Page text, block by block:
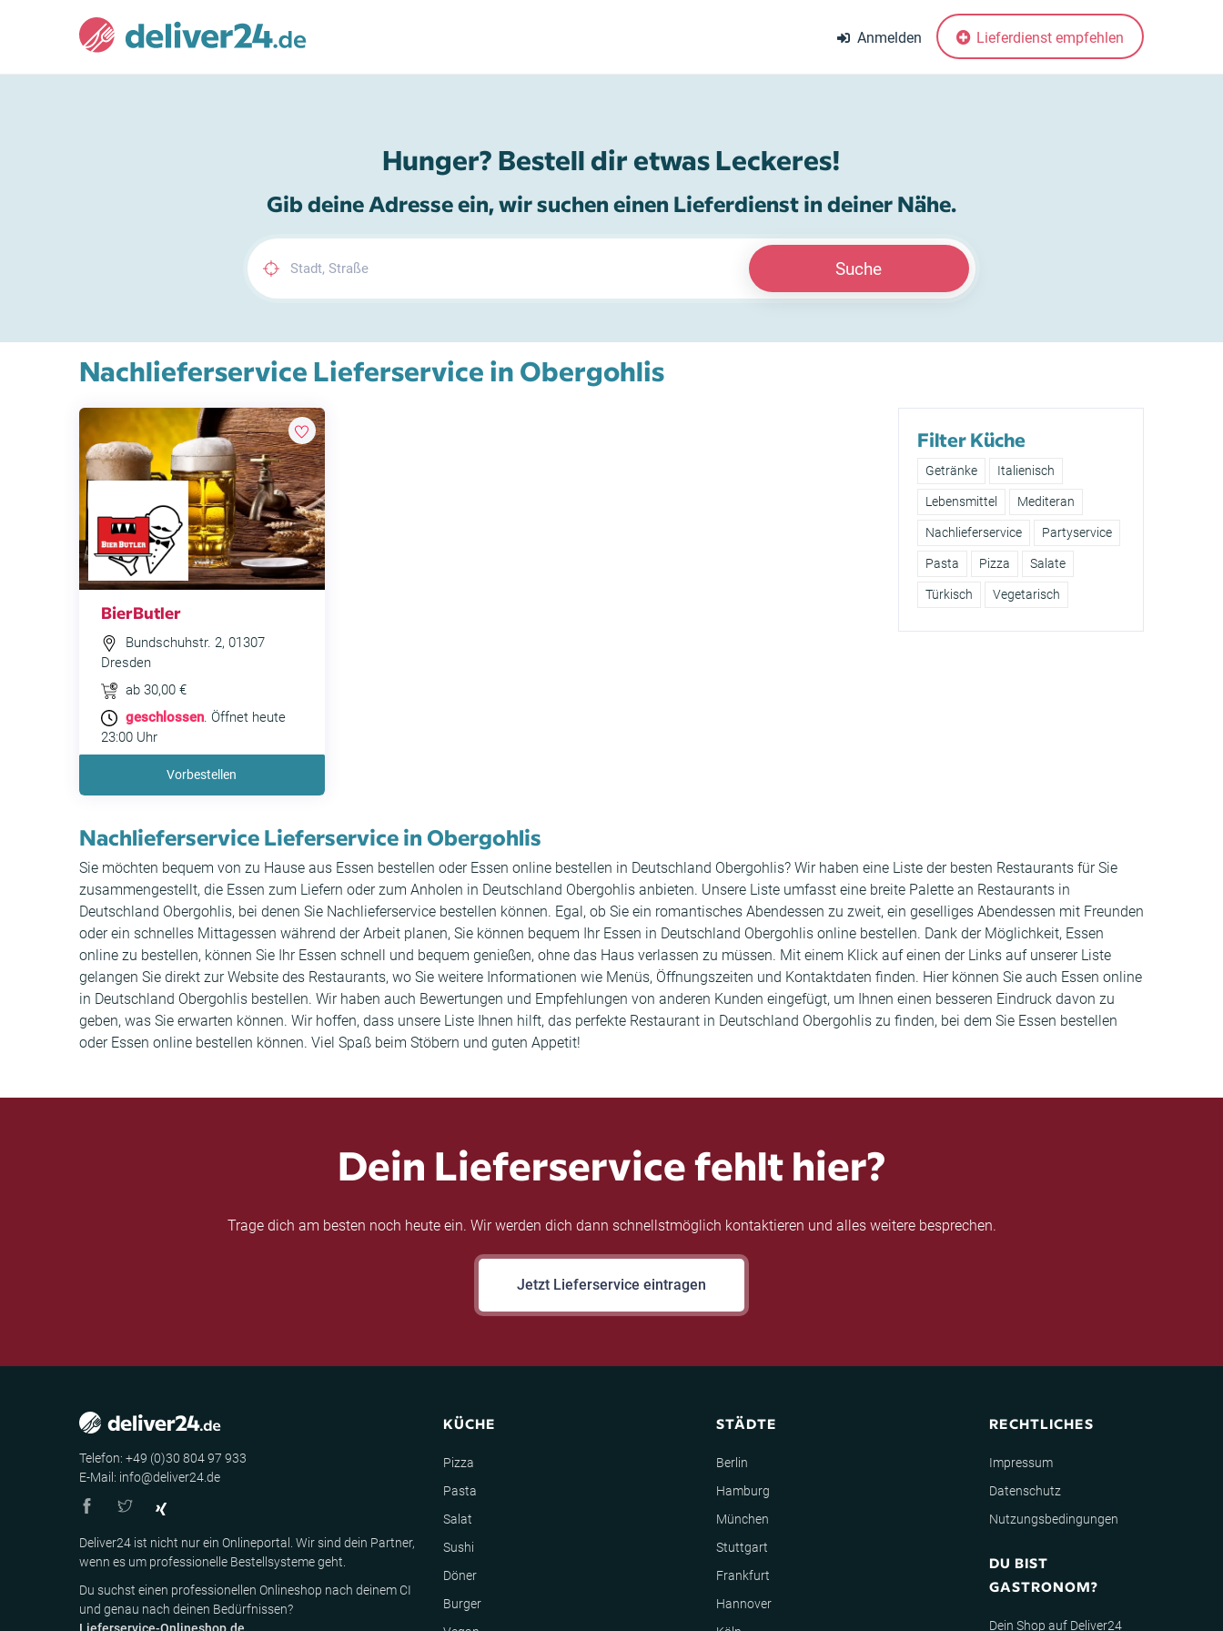
Anmelden Lieferdienst empfehlen
Hunger? Bestell dir etwas Leckeres!
Gib deine Adresse ein, wir suchen einen Lieferdienst in deiner Nähe.
Suche
Nachlieferservice Lieferservice in Obergohlis
BierButler
Bundschuhstr. 2, 01307
Dresden
ab 30,00 €
geschlossen. Öffnet heute
23:00 Uhr
Vorbestellen
Filter Küche
Getränke Italienisch
Lebensmittel Mediteran
Nachlieferservice Partyservice
Pasta Pizza Salate
Türkisch Vegetarisch
Nachlieferservice Lieferservice in Obergohlis
Sie möchten bequem von zu Hause aus Essen bestellen oder Essen online bestellen in Deutschland Obergohlis? Wir haben eine Liste der besten Restaurants für Sie
zusammengestellt, die Essen zum Liefern oder zum Anholen in Deutschland Obergohlis anbieten. Unsere Liste umfasst eine breite Palette an Restaurants in
Deutschland Obergohlis, bei denen Sie Nachlieferservice bestellen können. Egal, ob Sie ein romantisches Abendessen zu zweit, ein geselliges Abendessen mit Freunden
oder ein schnelles Mittagessen während der Arbeit planen, Sie können bequem Ihr Essen in Deutschland Obergohlis online bestellen. Dank der Möglichkeit, Essen
online zu bestellen, können Sie Ihr Essen schnell und bequem genießen, ohne das Haus verlassen zu müssen. Mit einem Klick auf einen der Links auf unserer Liste
gelangen Sie direkt zur Website des Restaurants, wo Sie weitere Informationen wie Menüs, Öffnungszeiten und Kontaktdaten finden. Hier können Sie auch Essen online
in Deutschland Obergohlis bestellen. Wir haben auch Bewertungen und Empfehlungen von anderen Kunden eingefügt, um Ihnen einen besseren Eindruck davon zu
geben, was Sie erwarten können. Wir hoffen, dass unsere Liste Ihnen hilft, das perfekte Restaurant in Deutschland Obergohlis zu finden, bei dem Sie Essen bestellen
oder Essen online bestellen können. Viel Spaß beim Stöbern und guten Appetit!
Dein Lieferservice fehlt hier?
Trage dich am besten noch heute ein. Wir werden dich dann schnellstmöglich kontaktieren und alles weitere besprechen.
Jetzt Lieferservice eintragen
Telefon: +49 (0)30 804 97 933
E-Mail: info@deliver24.de
Deliver24 ist nicht nur ein Onlineportal. Wir sind dein Partner,
wenn es um professionelle Bestellsysteme geht.
Du suchst einen professionellen Onlineshop nach deinem CI
und genau nach deinen Bedürfnissen?
KÜCHE
Pizza
Pasta
Salat
Sushi
Döner
Burger
STÄDTE
Berlin
Hamburg
München
Stuttgart
Frankfurt
Hannover
RECHTLICHES
Impressum
Datenschutz
Nutzungsbedingungen
DU BIST
GASTRONOM?
Dein Shop auf Deliver24